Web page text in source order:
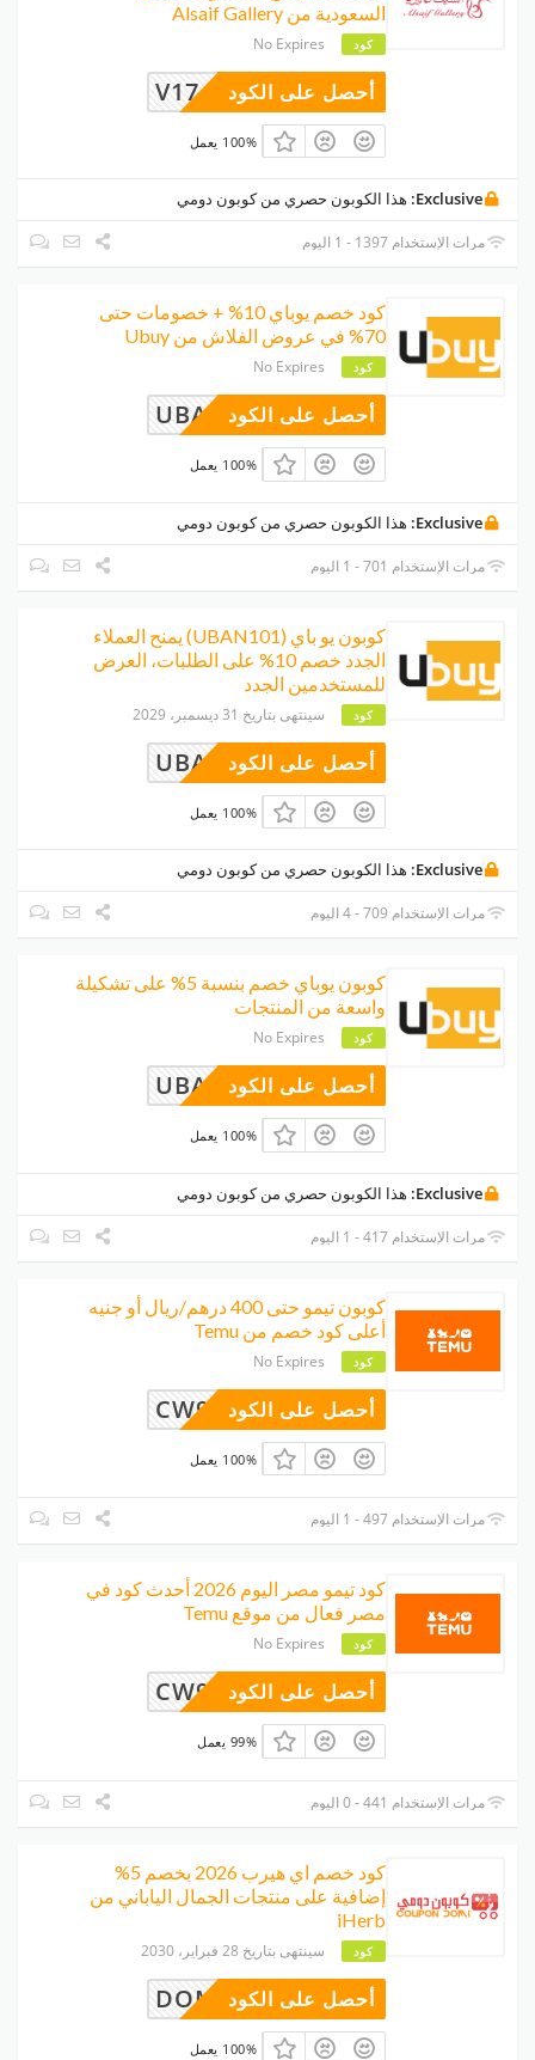
السعودية من Alsaif Gallery
كود No Expires
V17 أحصل على الكود
100% يعمل
Exclusive: هذا الكوبون حصري من كوبون دومي
مرات الإستخدام 1397 - 1 اليوم
كود خصم يوباي 10% + خصومات حتى
70% في عروض الفلاش من Ubuy
كود No Expires
UBAN101أحصل على الكود
100% يعمل
Exclusive: هذا الكوبون حصري من كوبون دومي
مرات الإستخدام 701 - 1 اليوم
كوبون يو باي (UBAN101) يمنح العملاء
الجدد خصم 10% على الطلبات، العرض
للمستخدمين الجدد
كود سينتهى بتاريخ 31 ديسمبر، 2029
UBAN101أحصل على الكود
100% يعمل
Exclusive: هذا الكوبون حصري من كوبون دومي
مرات الإستخدام 709 - 4 اليوم
كوبون يوباي خصم بنسبة 5% على تشكيلة
واسعة من المنتجات
كود No Expires
UBAR100أحصل على الكود
100% يعمل
Exclusive: هذا الكوبون حصري من كوبون دومي
مرات الإستخدام 417 - 1 اليوم
كوبون تيمو حتى 400 درهم/ريال أو جنيه
أعلى كود خصم من Temu
كود No Expires
CW997292أحصل على الكود
100% يعمل
مرات الإستخدام 497 - 1 اليوم
كود تيمو مصر اليوم 2026 أحدث كود في
مصر فعال من موقع Temu
كود No Expires
CW997292أحصل على الكود
99% يعمل
مرات الإستخدام 441 - 0 اليوم
كود خصم اي هيرب 2026 بخصم 5%
إضافية على منتجات الجمال الياباني من
iHerb
كود سينتهى بتاريخ 28 فبراير، 2030
DOMIIأحصل على الكود
100% يعمل